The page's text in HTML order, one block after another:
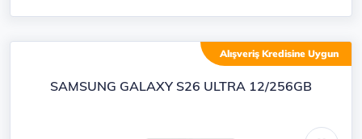
Alışveriş Kredisine Uygun
SAMSUNG GALAXY S26 ULTRA 12/256GB